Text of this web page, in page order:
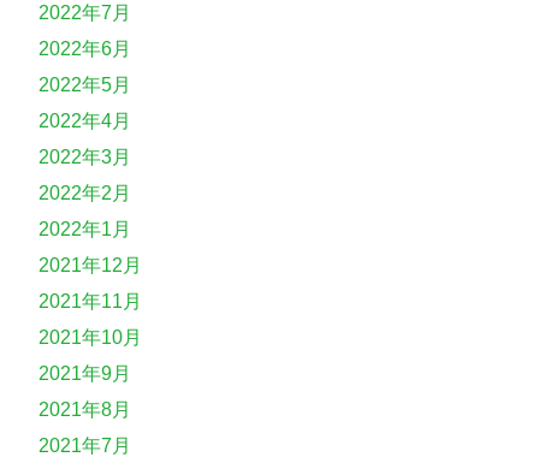
2022年7月
2022年6月
2022年5月
2022年4月
2022年3月
2022年2月
2022年1月
2021年12月
2021年11月
2021年10月
2021年9月
2021年8月
2021年7月